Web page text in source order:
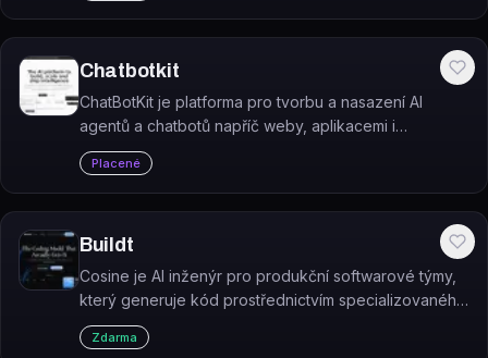
Chatbotkit
ChatBotKit je platforma pro tvorbu a nasazení AI
agentů a chatbotů napříč weby, aplikacemi i
messaging platformami.
Placené
Buildt
Cosine je AI inženýr pro produkční softwarové týmy,
který generuje kód prostřednictvím specializovaného
modelu Lumen trénovaného výhradně na reálném
produkčním kódu.
Zdarma